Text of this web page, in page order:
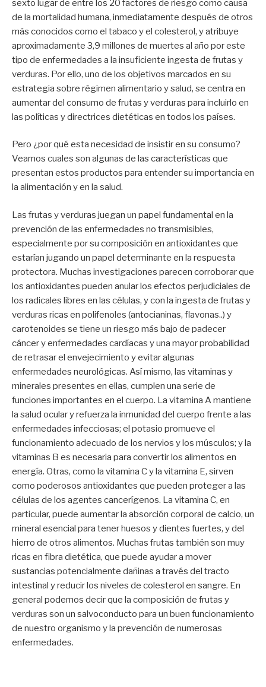
sexto lugar de entre los 20 factores de riesgo como causa
de la mortalidad humana, inmediatamente después de otros
más conocidos como el tabaco y el colesterol, y atribuye
aproximadamente 3,9 millones de muertes al año por este
tipo de enfermedades a la insuficiente ingesta de frutas y
verduras. Por ello, uno de los objetivos marcados en su
estrategia sobre régimen alimentario y salud, se centra en
aumentar del consumo de frutas y verduras para incluirlo en
las políticas y directrices dietéticas en todos los países.
Pero ¿por qué esta necesidad de insistir en su consumo?
Veamos cuales son algunas de las características que
presentan estos productos para entender su importancia en
la alimentación y en la salud.
Las frutas y verduras juegan un papel fundamental en la
prevención de las enfermedades no transmisibles,
especialmente por su composición en antioxidantes que
estarían jugando un papel determinante en la respuesta
protectora. Muchas investigaciones parecen corroborar que
los antioxidantes pueden anular los efectos perjudiciales de
los radicales libres en las células, y con la ingesta de frutas y
verduras ricas en polifenoles (antocianinas, flavonas..) y
carotenoides se tiene un riesgo más bajo de padecer
cáncer y enfermedades cardíacas y una mayor probabilidad
de retrasar el envejecimiento y evitar algunas
enfermedades neurológicas. Así mismo, las vitaminas y
minerales presentes en ellas, cumplen una serie de
funciones importantes en el cuerpo. La vitamina A mantiene
la salud ocular y refuerza la inmunidad del cuerpo frente a las
enfermedades infecciosas; el potasio promueve el
funcionamiento adecuado de los nervios y los músculos; y la
vitaminas B es necesaria para convertir los alimentos en
energía. Otras, como la vitamina C y la vitamina E, sirven
como poderosos antioxidantes que pueden proteger a las
células de los agentes cancerígenos. La vitamina C, en
particular, puede aumentar la absorción corporal de calcio, un
mineral esencial para tener huesos y dientes fuertes, y del
hierro de otros alimentos. Muchas frutas también son muy
ricas en fibra dietética, que puede ayudar a mover
sustancias potencialmente dañinas a través del tracto
intestinal y reducir los niveles de colesterol en sangre. En
general podemos decir que la composición de frutas y
verduras son un salvoconducto para un buen funcionamiento
de nuestro organismo y la prevención de numerosas
enfermedades.